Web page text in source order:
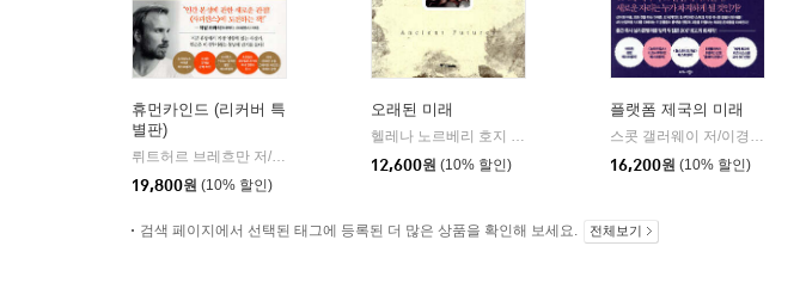
휴먼카인드 (리커버 특
별판)
뤼트허르 브레흐만 저/조현욱 역
인플루엔셜
19,800원 (10% 할인)
오래된 미래
헬레나 노르베리 호지 저/양희승 역
중앙북스(books)
12,600원 (10% 할인)
플랫폼 제국의 미래
스콧 갤러웨이 저/이경식 역
16,200원 (10% 할인)
검색 페이지에서 선택된 태그에 등록된 더 많은 상품을 확인해 보세요. 전체보기